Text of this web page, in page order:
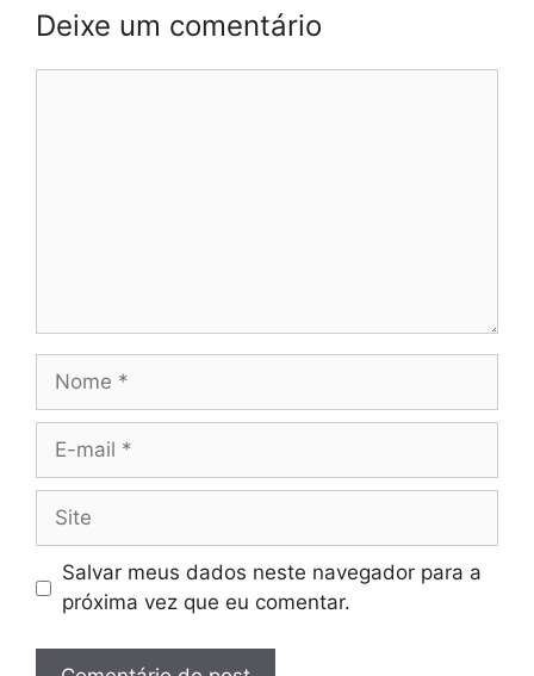
Deixe um comentário
Nome
Site
Salvar meus dados neste navegador para a
próxima vez que eu comentar.